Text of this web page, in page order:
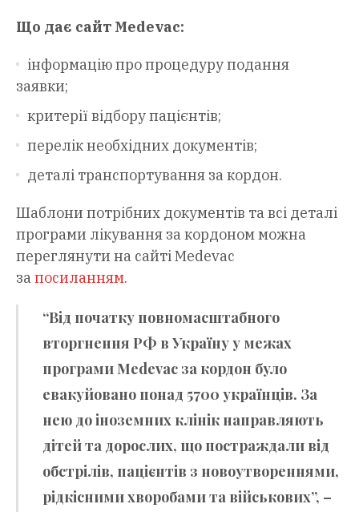
Що дає сайт Medevac:
інформацію про процедуру подання
заявки;
критерії відбору пацієнтів;
перелік необхідних документів;
деталі транспортування за кордон.
Шаблони потрібних документів та всі деталі
програми лікування за кордоном можна
переглянути на сайті Medevac
запосиланням.
“Від початку повномасштабного
вторгнення РФ в Україну у межах
програми Medevac за кордон було
евакуйовано понад 5700 українців. За
нею до іноземних клінік направляють
дітей та дорослих, що постраждали від
обстрілів, пацієнтів з новоутвореннями,
рідкісними хворобами та військових”, –